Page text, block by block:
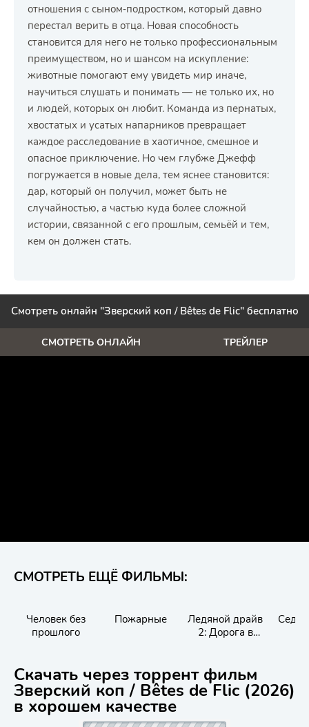
отношения с сыном‑подростком, который давно
перестал верить в отца. Новая способность
становится для него не только профессиональным
преимуществом, но и шансом на искупление:
животные помогают ему увидеть мир иначе,
научиться слушать и понимать — не только их, но
и людей, которых он любит. Команда из пернатых,
хвостатых и усатых напарников превращает
каждое расследование в хаотичное, смешное и
опасное приключение. Но чем глубже Джефф
погружается в новые дела, тем яснее становится:
дар, который он получил, может быть не
случайностью, а частью куда более сложной
истории, связанной с его прошлым, семьёй и тем,
кем он должен стать.
Смотреть онлайн "Зверский коп / Bêtes de Flic" бесплатно
СМОТРЕТЬ ОНЛАЙН ТРЕЙЛЕР
СМОТРЕТЬ ЕЩЁ ФИЛЬМЫ:
Человек без
прошлого
Пожарные
Ледяной драйв
2: Дорога в
Скачать через торрент фильм
Зверский коп / Bêtes de Flic (2026)
в хорошем качестве